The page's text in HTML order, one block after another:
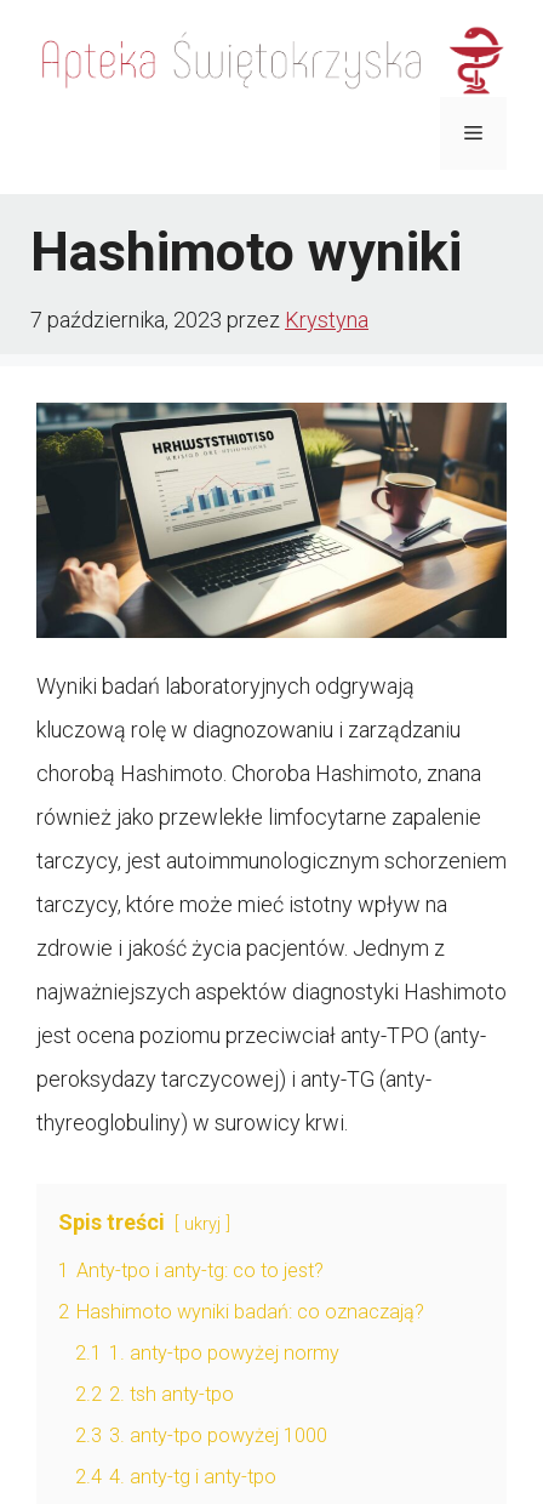
Menu
Hashimoto wyniki
7 października, 2023 przez Krystyna
Wyniki badań laboratoryjnych odgrywają
kluczową rolę w diagnozowaniu i zarządzaniu
chorobą Hashimoto. Choroba Hashimoto, znana
również jako przewlekłe limfocytarne zapalenie
tarczycy, jest autoimmunologicznym schorzeniem
tarczycy, które może mieć istotny wpływ na
zdrowie i jakość życia pacjentów. Jednym z
najważniejszych aspektów diagnostyki Hashimoto
jest ocena poziomu przeciwciał anty-TPO (anty-
peroksydazy tarczycowej) i anty-TG (anty-
thyreoglobuliny) w surowicy krwi.
Spis treści ukryj
1 Anty-tpo i anty-tg: co to jest?
2 Hashimoto wyniki badań: co oznaczają?
2.1 1. anty-tpo powyżej normy
2.2 2. tsh anty-tpo
2.3 3. anty-tpo powyżej 1000
2.4 4. anty-tg i anty-tpo